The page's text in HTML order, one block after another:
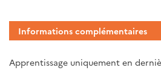
Informations complémentaires
Apprentissage uniquement en